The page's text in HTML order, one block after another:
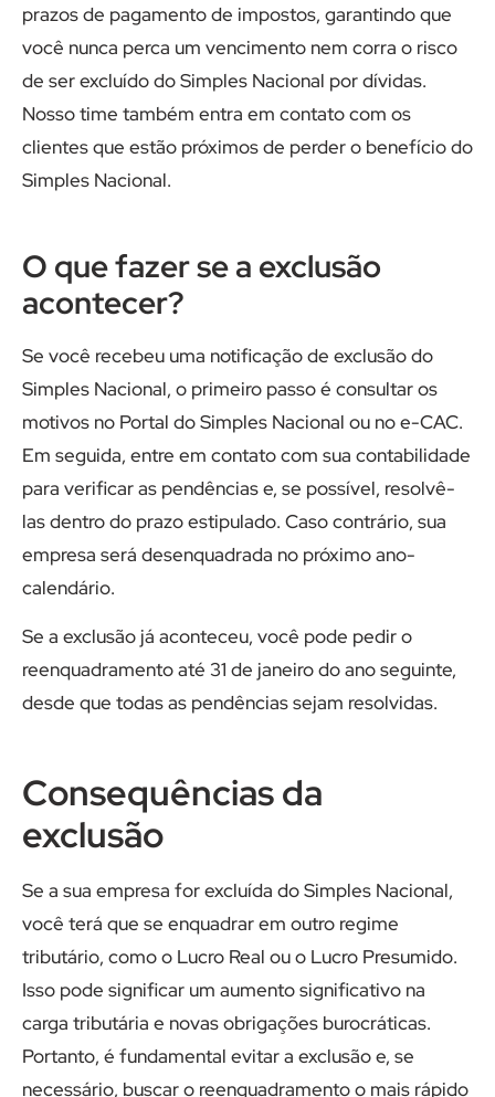
prazos de pagamento de impostos, garantindo que
você nunca perca um vencimento nem corra o risco
de ser excluído do Simples Nacional por dívidas.
Nosso time também entra em contato com os
clientes que estão próximos de perder o benefício do
Simples Nacional.
O que fazer se a exclusão
acontecer?
Se você recebeu uma notificação de exclusão do
Simples Nacional, o primeiro passo é consultar os
motivos no Portal do Simples Nacional ou no e-CAC.
Em seguida, entre em contato com sua contabilidade
para verificar as pendências e, se possível, resolvê-
las dentro do prazo estipulado. Caso contrário, sua
empresa será desenquadrada no próximo ano-
calendário.
Se a exclusão já aconteceu, você pode pedir o
reenquadramento até 31 de janeiro do ano seguinte,
desde que todas as pendências sejam resolvidas.
Consequências da
exclusão
Se a sua empresa for excluída do Simples Nacional,
você terá que se enquadrar em outro regime
tributário, como o Lucro Real ou o Lucro Presumido.
Isso pode significar um aumento significativo na
carga tributária e novas obrigações burocráticas.
Portanto, é fundamental evitar a exclusão e, se
necessário, buscar o reenquadramento o mais rápido